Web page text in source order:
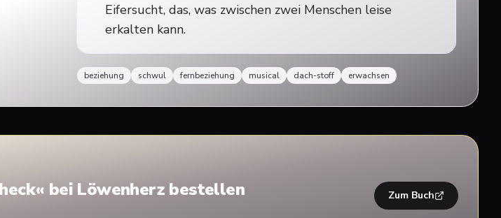
Eifersucht, das, was zwischen zwei Menschen leise
erkalten kann.
beziehung schwul fernbeziehung musical dach-stoff erwachsen
« bei Löwenherz bestellen Zum Buch